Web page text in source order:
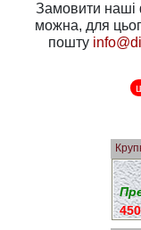
Замовити наші
можна, для цього треба написати нам на електронну
пошту